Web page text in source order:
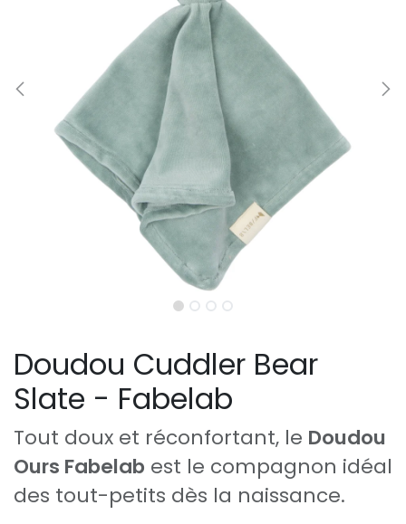
Doudou Cuddler Bear
Slate - Fabelab
Tout doux et réconfortant, le Doudou
Ours Fabelab est le compagnon idéal
des tout-petits dès la naissance.